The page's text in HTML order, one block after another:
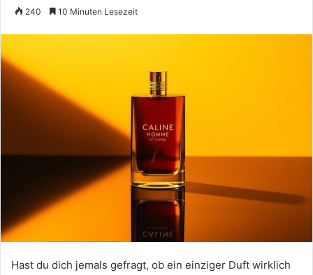
240 10 Minuten Lesezeit
Hast du dich jemals gefragt, ob ein einziger Duft wirklich